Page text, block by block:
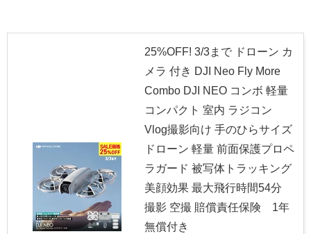
25%OFF! 3/3まで ドローン カ
メラ 付き DJI Neo Fly More
Combo DJI NEO コンボ 軽量
コンパクト 室内 ラジコン
Vlog撮影向け 手のひらサイズ
ドローン 軽量 前面保護プロペ
ラガード 被写体トラッキング
美顔効果 最大飛行時間54分
撮影 空撮 賠償責任保険 1年
無償付き